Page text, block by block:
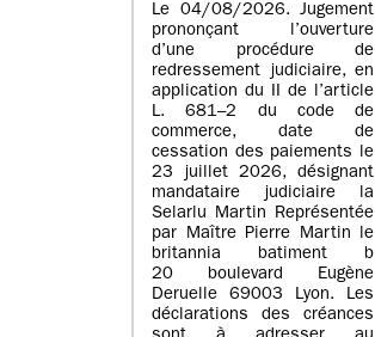
Le 04/08/2026. Jugement
prononçant l’ouverture
d’une procédure de
redressement judiciaire, en
application du II de l’article
L. 681–2 du code de
commerce, date de
cessation des paiements le
23 juillet 2026, désignant
mandataire judiciaire la
Selarlu Martin Représentée
par Maître Pierre Martin le
britannia batiment b
20 boulevard Eugène
Deruelle 69003 Lyon. Les
déclarations des créances